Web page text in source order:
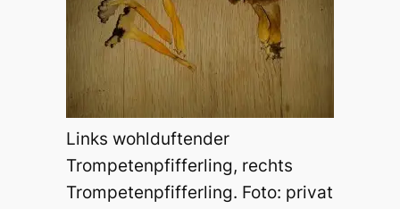
Links wohlduftender
Trompetenpfifferling, rechts
Trompetenpfifferling. Foto: privat